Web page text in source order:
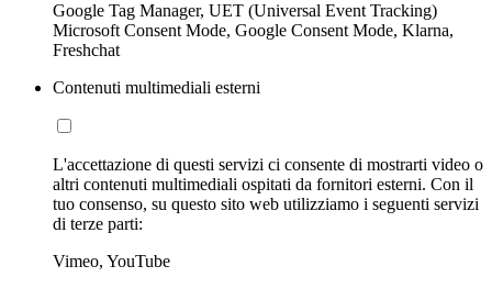
Google Tag Manager, UET (Universal Event Tracking)
Microsoft Consent Mode, Google Consent Mode, Klarna,
Freshchat
Contenuti multimediali esterni
L'accettazione di questi servizi ci consente di mostrarti video o
altri contenuti multimediali ospitati da fornitori esterni. Con il
tuo consenso, su questo sito web utilizziamo i seguenti servizi
di terze parti:
Vimeo, YouTube